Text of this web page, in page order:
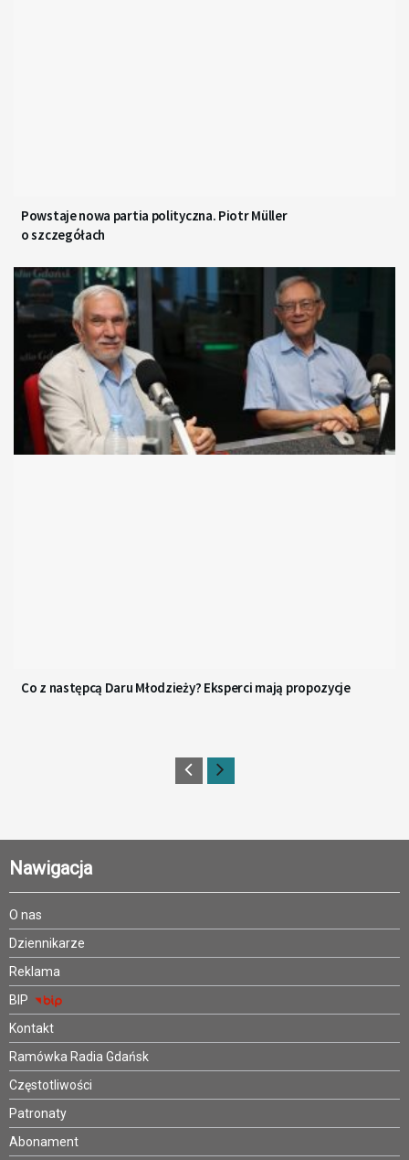
Powstaje nowa partia polityczna. Piotr Müller
o szczegółach
Co z następcą Daru Młodzieży? Eksperci mają propozycje
Nawigacja
O nas
Dziennikarze
Reklama
BIP
Kontakt
Ramówka Radia Gdańsk
Częstotliwości
Patronaty
Abonament